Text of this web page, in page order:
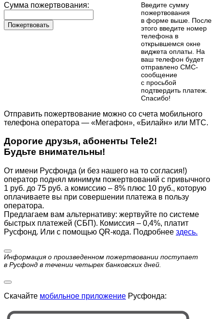
Сумма пожертвования:
Пожертвовать
Введите сумму
пожертвования
в форме выше. После
этого введите номер
телефона в
открывшемся окне
виджета оплаты. На
ваш телефон будет
отправлено СМС-
сообщение
с просьбой
подтвердить платеж.
Cпасибо!
Отправить пожертвование можно со счета мобильного
телефона оператора — «Мегафон», «Билайн» или МТС.
Дорогие друзья, абоненты Tele2!
Будьте внимательны!
От имени Русфонда (и без нашего на то согласия!)
оператор поднял минимум пожертвований с привычного
1 руб. до 75 руб. а комиссию – 8% плюс 10 руб., которую
оплачиваете вы при совершении платежа в пользу
оператора.
Предлагаем вам альтернативу: жертвуйте по cистеме
быстрых платежей (СБП). Комиссия – 0,4%, платит
Русфонд. Или с помощью QR-кода. Подробнее здесь.
Информация о произведенном пожертвовании поступает
в Русфонд в течении четырех банковских дней.
Скачайте мобильное приложение Русфонда: